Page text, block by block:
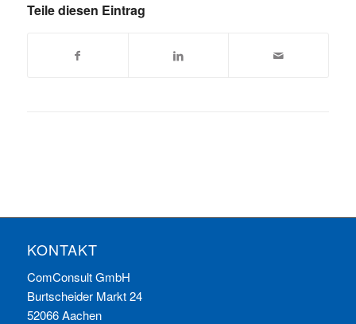
Teile diesen Eintrag
KONTAKT
ComConsult GmbH
Burtscheider Markt 24
52066 Aachen